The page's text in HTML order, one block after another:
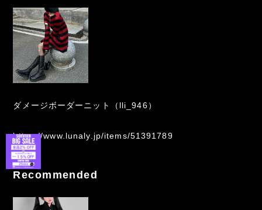
ダメージボーダーニット（lli_946）
https://www.lunaly.jp/items/51391789
Recommended